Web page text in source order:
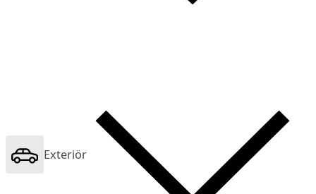
Exteriör